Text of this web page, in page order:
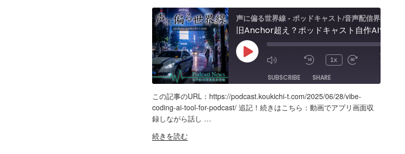
ビ
ュ
ー
&
忘
備
録！"
編
集」
ア
プ
リ
【Google
AI
Studio】
バ
イ
ブ
ー
帰
の
「Tascam
DR-
07X」
5
年
間
の
ポ
ド
声に偏る世界線 - ポッドキャスト/音声配信界隈
Play
1x
00:00
/
SUBSCRIBE
SHARE
Amazon Apple Podcasts
RSS
Spotify
RSS FEED
SHARE
LINK
この記事のURL：https://podcast.koukichi-t.com/2025/06/28/vibe-
coding-ai-tool-for-podcast/ 追記！続きはこちら：動画でアプリ画面収
録しながら話し …
"旧
続きを読む